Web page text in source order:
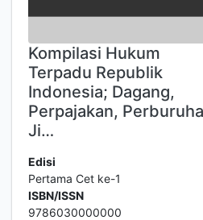
Kompilasi Hukum
Terpadu Republik
Indonesia; Dagang,
Perpajakan,
Ji…
Edisi
Pertama Cet ke-1
ISBN/ISSN
9786030000000